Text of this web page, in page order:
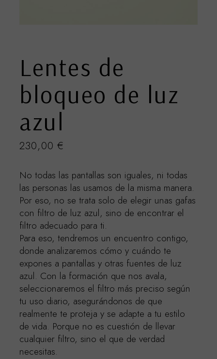
Lentes de
bloqueo de luz
azul
230,00 €
No todas las pantallas son iguales, ni todas
las personas las usamos de la misma manera.
Por eso, no se trata solo de elegir unas gafas
con filtro de luz azul, sino de encontrar el
filtro adecuado para ti.
Para eso, tendremos un encuentro contigo,
donde analizaremos cómo y cuándo te
expones a pantallas y otras fuentes de luz
azul. Con la formación que nos avala,
seleccionaremos el filtro más preciso según
tu uso diario, asegurándonos de que
realmente te proteja y se adapte a tu estilo
de vida. Porque no es cuestión de llevar
cualquier filtro, sino el que de verdad
necesitas.